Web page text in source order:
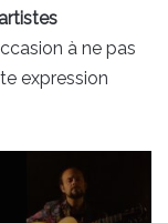
à ne pas
expression